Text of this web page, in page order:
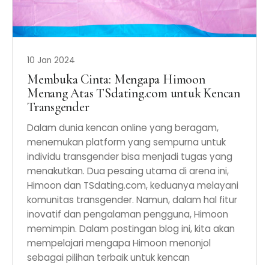
10 Jan 2024
Membuka Cinta: Mengapa Himoon
Menang Atas TSdating.com untuk Kencan
Transgender
Dalam dunia kencan online yang beragam,
menemukan platform yang sempurna untuk
individu transgender bisa menjadi tugas yang
menakutkan. Dua pesaing utama di arena ini,
Himoon dan TSdating.com, keduanya melayani
komunitas transgender. Namun, dalam hal fitur
inovatif dan pengalaman pengguna, Himoon
memimpin. Dalam postingan blog ini, kita akan
mempelajari mengapa Himoon menonjol
sebagai pilihan terbaik untuk kencan